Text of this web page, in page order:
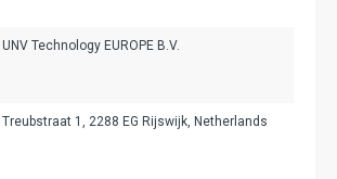
UNV Technology EUROPE B.V.
Treubstraat 1, 2288 EG Rijswijk, Netherlands